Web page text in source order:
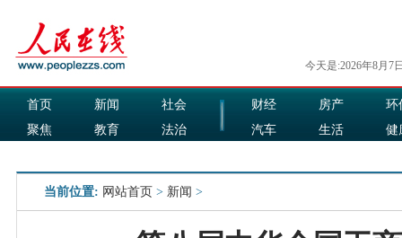
今天是:2026年8月7
首页 新闻
社会
聚焦
教育
法治
财经 房产
环
汽车
生活
健
当前位置: 网站首页 > 新闻 >